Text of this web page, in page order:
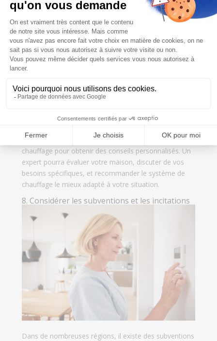
systèmes fiables et durables qui ne vous laisseront pas
tomber lorsque vous en aurez le plus besoin.
6. Prendre en compte l’empreinte
environnementale
Si vous êtes soucieux de l’environnement, il est
essentiel de prendre en compte l’empreinte
environnementale de votre système de chauffage. Les
pompes à chaleur et les systèmes solaires, sont des
choix respectueux de l’environnement qui contribuent à
réduire les émissions de gaz à effet de serre.
7. Demander des avis d’experts
Il peut être judicieux de consulter un professionnel du
chauffage pour obtenir des conseils personnalisés. Un
expert pourra évaluer votre maison, discuter de vos
besoins spécifiques, et recommander le système de
chauffage le mieux adapté à votre situation.
8. Considérer les subventions et les incitations
Dans de nombreuses régions, il existe des subventions